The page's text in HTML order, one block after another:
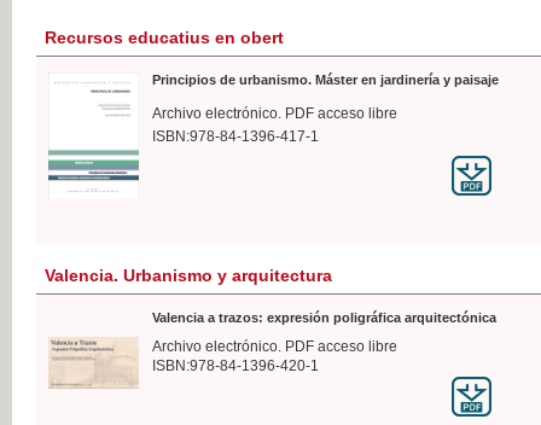
Recursos educatius en obert
Principios de urbanismo. Máster en jardinería y paisaje
Archivo electrónico. PDF acceso libre
ISBN:978-84-1396-417-1
Valencia. Urbanismo y arquitectura
Valencia a trazos: expresión poligráfica arquitectónica
Archivo electrónico. PDF acceso libre
ISBN:978-84-1396-420-1